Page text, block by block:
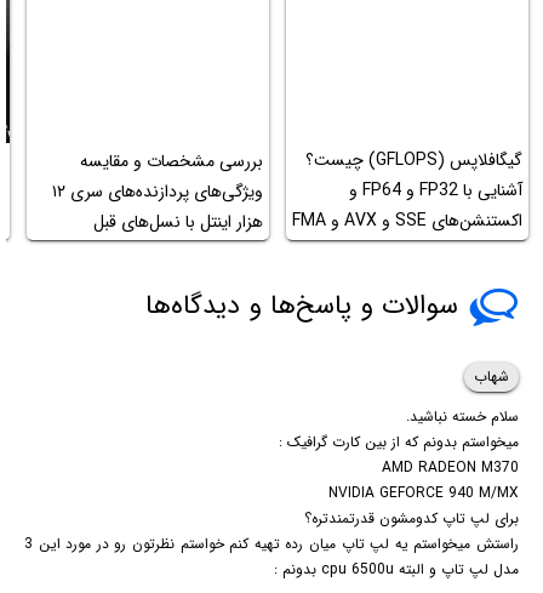
گیگافلاپس (GFLOPS) چیست؟
آشنایی با FP32 و FP64 و
اکستنشن‌های SSE و AVX و FMA
پردازنده‌های x86 اینتل و AMD
بررسی مشخصات و مقایسه
ویژگی‌های پردازنده‌های سری ۱۲
هزار اینتل با نسل‌های قبل
سوالات و پاسخ‌ها و دیدگاه‌ها
شهاب
سلام خسته نباشید.
میخواستم بدونم که از بین کارت گرافیک :
AMD RADEON M370
NVIDIA GEFORCE 940 M/MX
برای لپ تاپ کدومشون قدرتمندتره؟
راستش میخواستم یه لپ تاپ میان رده تهیه کنم خواستم نظرتون رو در مورد این 3
مدل لپ تاپ و البته cpu 6500u بدونم :